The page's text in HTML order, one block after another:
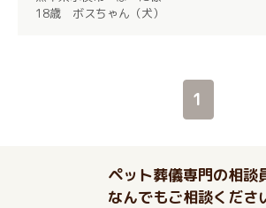
18歳 ボスちゃん（犬）
1
ペット葬儀専門の相談
なんでもご相談くださ